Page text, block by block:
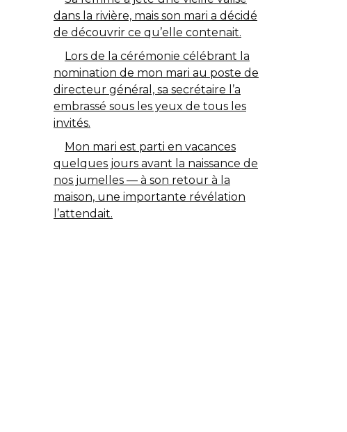
dans la rivière, mais son mari a décidé
de découvrir ce qu’elle contenait.
Lors de la cérémonie célébrant la
nomination de mon mari au poste de
directeur général, sa secrétaire l’a
embrassé sous les yeux de tous les
invités.
Mon mari est parti en vacances
quelques jours avant la naissance de
nos jumelles — à son retour à la
maison, une importante révélation
l’attendait.